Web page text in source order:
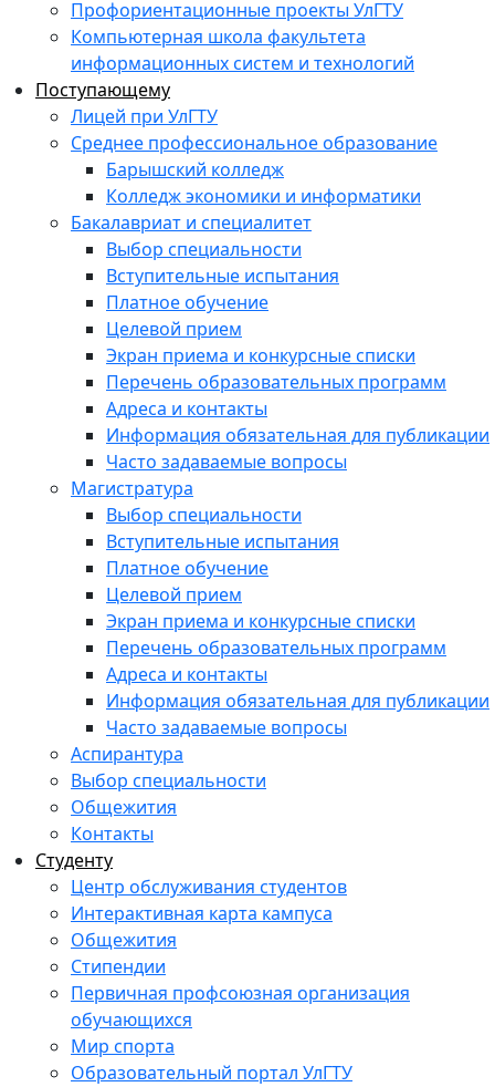
Профориентационные проекты УлГТУ
Компьютерная школа факультета
информационных систем и технологий
Поступающему
Лицей при УлГТУ
Среднее профессиональное образование
Барышский колледж
Колледж экономики и информатики
Бакалавриат и специалитет
Выбор специальности
Вступительные испытания
Платное обучение
Целевой прием
Экран приема и конкурсные списки
Перечень образовательных программ
Адреса и контакты
Информация обязательная для публикации
Часто задаваемые вопросы
Магистратура
Выбор специальности
Вступительные испытания
Платное обучение
Целевой прием
Экран приема и конкурсные списки
Перечень образовательных программ
Адреса и контакты
Информация обязательная для публикации
Часто задаваемые вопросы
Аспирантура
Выбор специальности
Общежития
Контакты
Студенту
Центр обслуживания студентов
Интерактивная карта кампуса
Общежития
Стипендии
Первичная профсоюзная организация
обучающихся
Мир спорта
Образовательный портал УлГТУ